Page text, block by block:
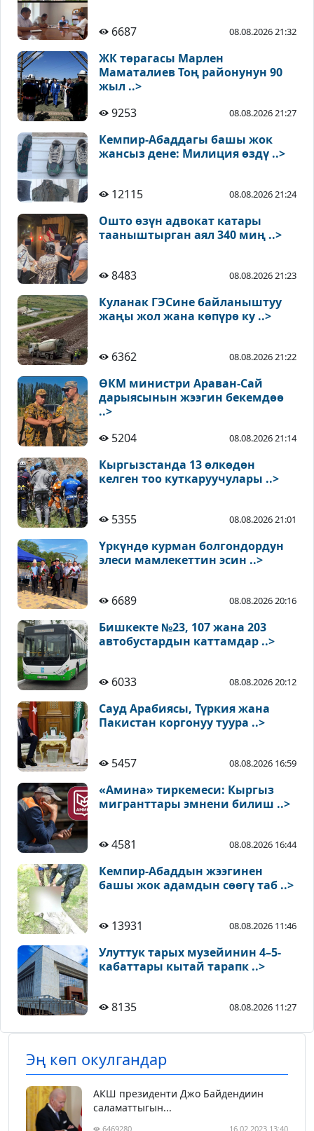
6687 08.08.2026 21:32
ЖК төрагасы Марлен
Маматалиев Тоң районунун 90
жыл ..>
9253
08.08.2026 21:27
Кемпир-Абаддагы башы жок
жансыз дене: Милиция өздү ..>
12115 08.08.2026 21:24
Ошто өзүн адвокат катары
тааныштырган аял 340 миң ..>
8483 08.08.2026 21:23
Куланак ГЭСине байланыштуу
жаңы жол жана көпүрө ку ..>
6362 08.08.2026 21:22
ӨКМ министри Араван-Сай
дарыясынын жээгин бекемдөө
..>
5204
08.08.2026 21:14
Кыргызстанда 13 өлкөдөн
келген тоо куткаруучулары ..>
5355 08.08.2026 21:01
Үркүндө курман болгондордун
элеси мамлекеттин эсин ..>
6689 08.08.2026 20:16
Бишкекте №23, 107 жана 203
автобустардын каттамдар ..>
6033 08.08.2026 20:12
Сауд Арабиясы, Түркия жана
Пакистан коргонуу туура ..>
5457 08.08.2026 16:59
«Амина» тиркемеси: Кыргыз
мигранттары эмнени билиш ..>
4581 08.08.2026 16:44
Кемпир-Абаддын жээгинен
башы жок адамдын сөөгү таб ..>
13931 08.08.2026 11:46
Улуттук тарых музейинин 4–5-
кабаттары кытай тарапк ..>
8135 08.08.2026 11:27
Эң көп окулгандар
АКШ президенти Джо Байдендиин
саламаттыгын...
6469280 16.02.2023 13:40